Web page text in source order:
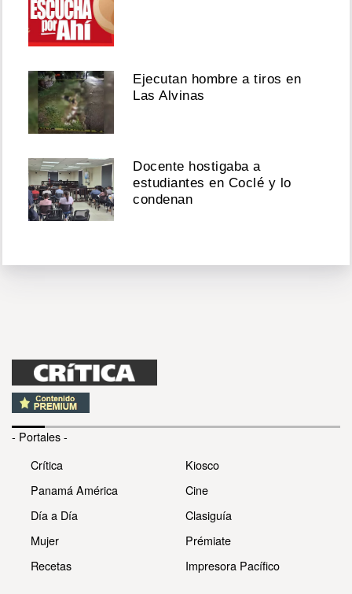
Ejecutan hombre a tiros en
Las Alvinas
Docente hostigaba a
estudiantes en Coclé y lo
condenan
- Portales -
Crítica
Panamá América
Día a Día
Mujer
Recetas
Kiosco
Cine
Clasiguía
Prémiate
Impresora Pacífico